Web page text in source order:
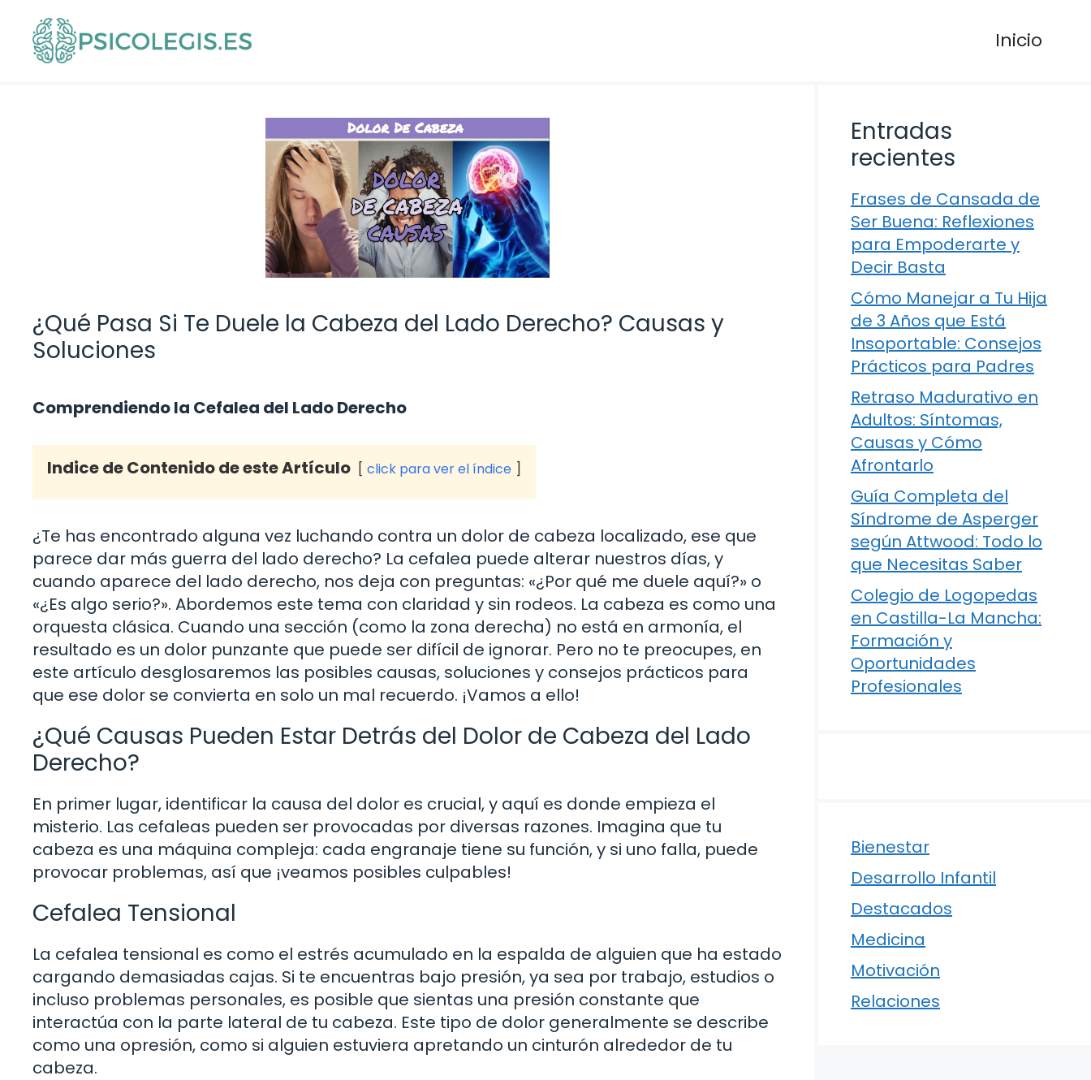
contenido
Inicio
¿Qué Pasa Si Te Duele la Cabeza del Lado Derecho? Causas y
Soluciones
Comprendiendo la Cefalea del Lado Derecho
Indice de Contenido de este Artículo click para ver el índice
¿Te has encontrado alguna vez luchando contra un dolor de cabeza localizado, ese que
parece dar más guerra del lado derecho? La cefalea puede alterar nuestros días, y
cuando aparece del lado derecho, nos deja con preguntas: «¿Por qué me duele aquí?» o
«¿Es algo serio?». Abordemos este tema con claridad y sin rodeos. La cabeza es como una
orquesta clásica. Cuando una sección (como la zona derecha) no está en armonía, el
resultado es un dolor punzante que puede ser difícil de ignorar. Pero no te preocupes, en
este artículo desglosaremos las posibles causas, soluciones y consejos prácticos para
que ese dolor se convierta en solo un mal recuerdo. ¡Vamos a ello!
¿Qué Causas Pueden Estar Detrás del Dolor de Cabeza del Lado
Derecho?
En primer lugar, identificar la causa del dolor es crucial, y aquí es donde empieza el
misterio. Las cefaleas pueden ser provocadas por diversas razones. Imagina que tu
cabeza es una máquina compleja: cada engranaje tiene su función, y si uno falla, puede
provocar problemas, así que ¡veamos posibles culpables!
Cefalea Tensional
La cefalea tensional es como el estrés acumulado en la espalda de alguien que ha estado
cargando demasiadas cajas. Si te encuentras bajo presión, ya sea por trabajo, estudios o
incluso problemas personales, es posible que sientas una presión constante que
interactúa con la parte lateral de tu cabeza. Este tipo de dolor generalmente se describe
como una opresión, como si alguien estuviera apretando un cinturón alrededor de tu
cabeza.
Entradas
recientes
Frases de Cansada de
Ser Buena: Reflexiones
para Empoderarte y
Decir Basta
Cómo Manejar a Tu Hija
de 3 Años que Está
Insoportable: Consejos
Prácticos para Padres
Retraso Madurativo en
Adultos: Síntomas,
Causas y Cómo
Afrontarlo
Guía Completa del
Síndrome de Asperger
según Attwood: Todo lo
que Necesitas Saber
Colegio de Logopedas
en Castilla-La Mancha:
Formación y
Oportunidades
Profesionales
Bienestar
Desarrollo Infantil
Destacados
Medicina
Motivación
Relaciones